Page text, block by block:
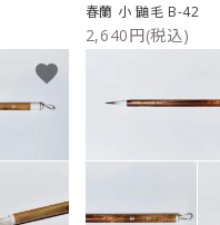
春蘭 小 鼬毛 B-42
2,640円(税込)
favorite